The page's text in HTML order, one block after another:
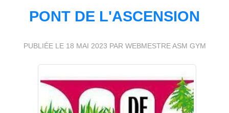
PONT DE L'ASCENSION
PUBLIÉE LE 18 MAI 2023 PAR WEBMESTRE ASM GYM